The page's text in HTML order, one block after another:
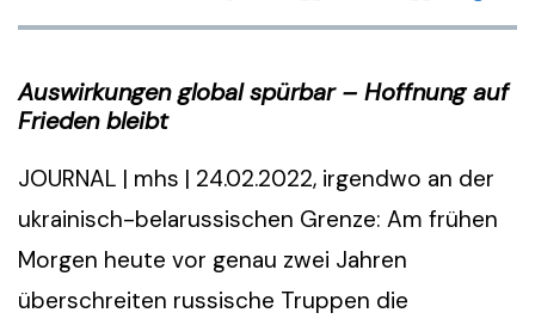
Auswirkungen global spürbar – Hoffnung auf
Frieden bleibt
JOURNAL | mhs | 24.02.2022, irgendwo an der
ukrainisch-belarussischen Grenze: Am frühen
Morgen heute vor genau zwei Jahren
überschreiten russische Truppen die